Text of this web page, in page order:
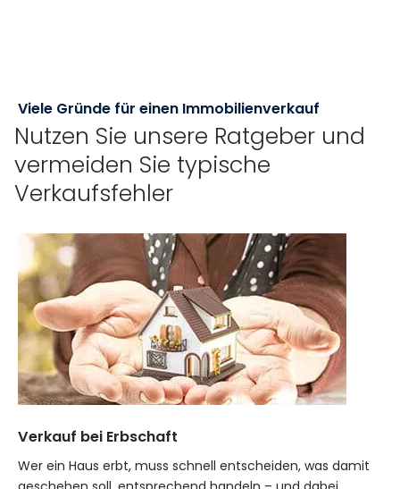
Viele Gründe für einen Immobilienverkauf
Nutzen Sie unsere Ratgeber und
vermeiden Sie typische
Verkaufsfehler
Verkauf bei Erbschaft
Wer ein Haus erbt, muss schnell entscheiden, was damit